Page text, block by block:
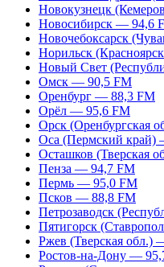
Новокузнецк
Новосибирск — 94,6
Новочебоксарск
Норильск
Новый Свет
Омск — 90,5 FM
Оренбург — 88,3 FM
Орёл — 95,6 FM
Орск (Оренбургская
Оса (Пермский край)
Осташков (Тверская
Пенза — 94,7 FM
Пермь — 95,0 FM
Псков — 88,8 FM
Петрозаводск
Пятигорск
Ржев (Тверская обл.)
Ростов-на-Дону —